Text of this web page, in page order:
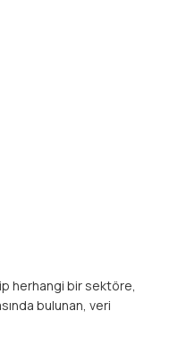
herhangi bir sektöre,
bulunan, veri